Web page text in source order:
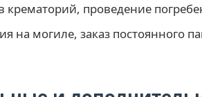
крематорий, проведение
на могиле, заказ постоянного